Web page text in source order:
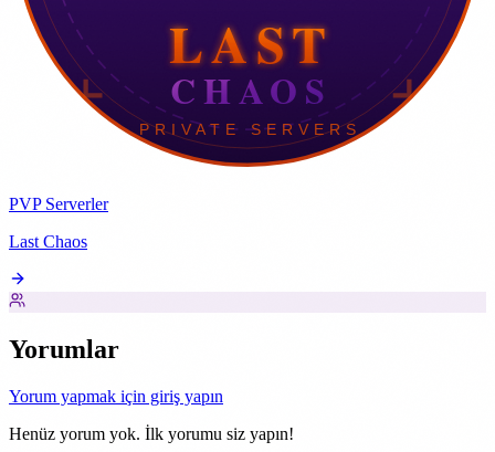
PVP Serverler
Last Chaos
Yorumlar
Yorum yapmak için giriş yapın
Henüz yorum yok. İlk yorumu siz yapın!